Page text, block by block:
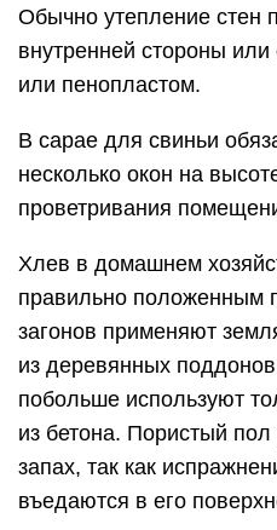
Обычно утепление стен
внутренней стороны
или пенопластом.
В сарае для свиньи
несколько окон на
проветривания
Хлев в домашнем
правильно положенным
загонов применяют
из деревянных
побольше используют
из бетона. Пористый
запах, так как
въедаются в его